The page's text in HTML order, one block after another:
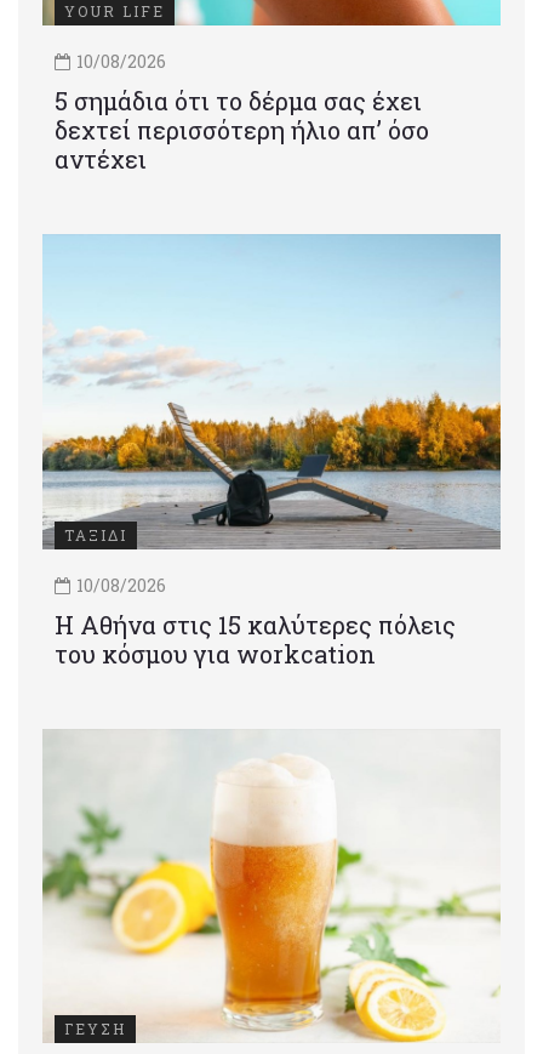
YOUR LIFE
10/08/2026
5 σημάδια ότι το δέρμα σας έχει
δεχτεί περισσότερη ήλιο απ’ όσο
αντέχει
ΤΑΞΙΔΙ
10/08/2026
Η Αθήνα στις 15 καλύτερες πόλεις
του κόσμου για workcation
ΓΕΥΣΗ